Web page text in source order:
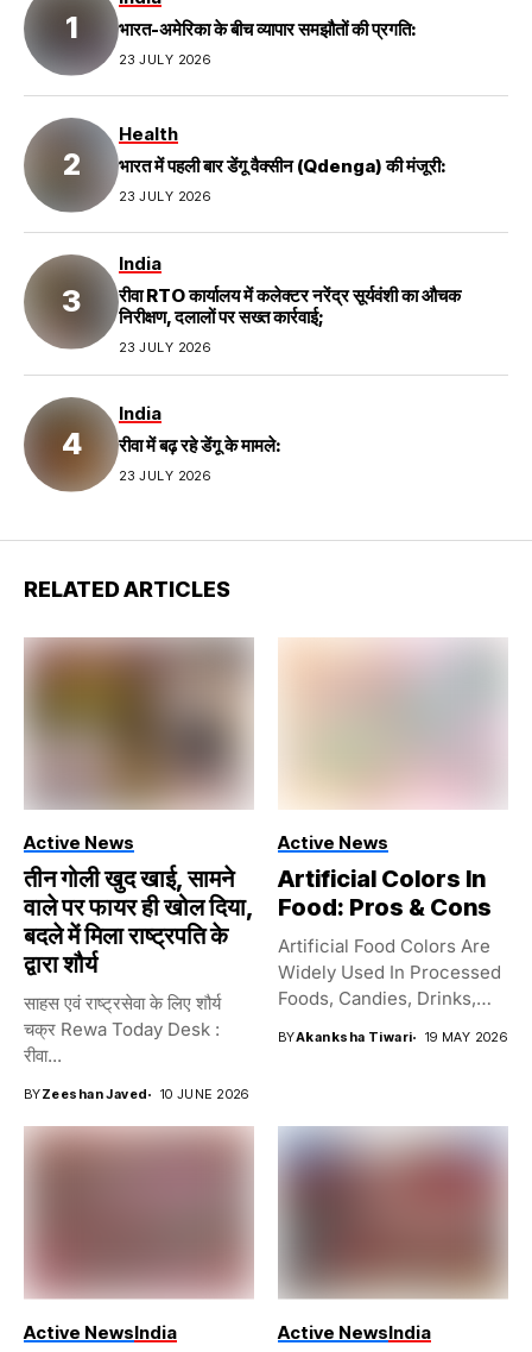
भारत-अमेरिका के बीच व्यापार समझौतों की प्रगति:
23 JULY 2026
Health
भारत में पहली बार डेंगू वैक्सीन (Qdenga) की मंजूरी:
23 JULY 2026
India
रीवा RTO कार्यालय में कलेक्टर नरेंद्र सूर्यवंशी का औचक
निरीक्षण, दलालों पर सख्त कार्रवाई;
23 JULY 2026
India
रीवा में बढ़ रहे डेंगू के मामले:
23 JULY 2026
RELATED ARTICLES
Active News
तीन गोली खुद खाई, सामने
वाले पर फायर ही खोल दिया,
बदले में मिला राष्ट्रपति के
द्वारा शौर्य
साहस एवं राष्ट्रसेवा के लिए शौर्य
चक्र Rewa Today Desk :
रीवा...
BYZeeshan Javed 10 JUNE 2026
Active News
Artificial Colors In
Food: Pros & Cons
Artificial Food Colors Are
Widely Used In Processed
Foods, Candies, Drinks,
BYAkanksha Tiwari 19 MAY 2026
Active NewsIndia Active NewsIndia